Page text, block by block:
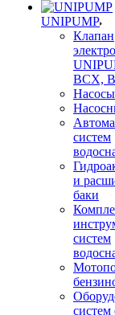
UNIPUMP
Клапан
BCX,
Насосы
систем
и
баки
систем
систем